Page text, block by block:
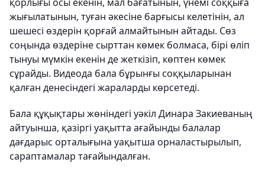
қорлығы осы екенін, мал бағатынын, үнемі соққыға
жығылатынын, туған әкесіне барғысы келетінін, ал
шешесі өздерін қорғай алмайтынын айтады. Сөз
соңында өздеріне сырттан көмек болмаса, бірі өліп
тынуы мүмкін екенін де жеткізіп, көптен көмек
сұрайды. Видеода бала бұрынғы соққыларынан
қалған денесіндегі жараларды көрсетеді.
Бала құқықтары жөніндегі уәкіл Динара Закиеваның
айтуынша, қазіргі уақытта ағайынды балалар
дағдарыс орталығына уақытша орналастырылып,
сараптамалар тағайындалған.